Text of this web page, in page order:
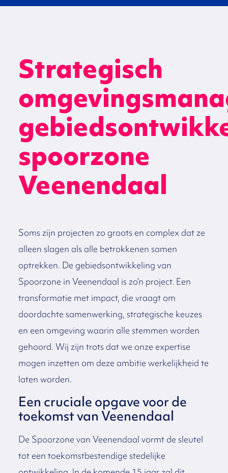
Strategisch
spoorzone
Veenendaal
Soms zijn projecten zo groots en complex dat ze
alleen slagen als alle betrokkenen samen
optrekken. De gebiedsontwikkeling van
Spoorzone in Veenendaal is zo’n project. Een
transformatie met impact, die vraagt om
doordachte samenwerking, strategische keuzes
en een omgeving waarin alle stemmen worden
gehoord. Wij zijn trots dat we onze expertise
mogen inzetten om deze ambitie werkelijkheid te
laten worden.
Een cruciale opgave voor de
toekomst van Veenendaal
De Spoorzone van Veenendaal vormt de sleutel
tot een toekomstbestendige stedelijke